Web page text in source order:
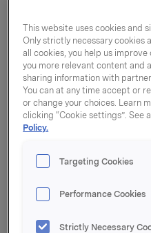
6 spann à 1 kg
EPD-nr.
Syltetøy klar til bruk,
brødskiven
Firkantet spann
Passer i
This website uses cookies and
Only strictly necessary cookies
all cookies, you help us
you more relevant content and
sharing information with
You can at any time accept or
or change your choices. Learn
clicking “Cookie settings”. See
Policy.
Targeting Cookies
Performance Cookies
Strictly Necessary